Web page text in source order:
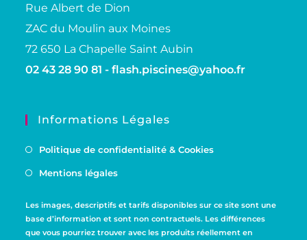
Rue Albert de Dion
ZAC du Moulin aux Moines
72 650 La Chapelle Saint Aubin
02 43 28 90 81 -flash.piscines@yahoo.fr
Informations Légales
Politique de confidentialité & Cookies
Mentions légales
Les images, descriptifs et tarifs disponibles sur ce site sont une
base d’information et sont non contractuels. Les différences
que vous pourriez trouver avec les produits réellement en